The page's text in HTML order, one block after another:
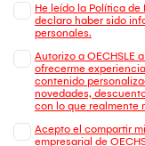
He leído la Política de
declaro haber sido
personales.
Autorizo a OECHSLE
ofrecerme
contenido
novedades,
con lo que realmente
Acepto el compartir
empresarial de